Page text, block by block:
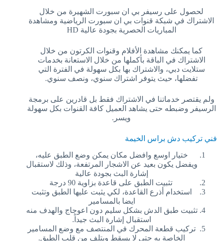
لحصول على رسيفر بي ان سبورت الشهيرة من خلال
الاشتراك في شبكة قنوات بي ان سبورت الرياضية ومشاهدة
المباريات الحصرية بجودة عالية HD
كما يمكنك مشاهدة الأفلام وقنوات الكرتون من خلال
الاشتراك في الباقة بأكملها من خلال الاستعانة بخدمات
ستلايت دبي، والاشتراك بها بكل سهولة في الفترة التي
تفضلها، حيث يتوفر اشتراك سنوي، ونصف سنوي.
ولم يقتصر خدماتنا في الاشتراك فقط بل قادرين على برمجة
الرسيفر وضبطه حتى يشاهد العميل كافة القنوات بكل سهولة
ويسر.
فني تركيب دش براس الخيمة
ختيار اوسع وافضل مكان يمكن وضع الطبق عليه،
ويفضل يكون بعيد عن الاشجار المرتفعة، وذلك لاستقبال
إشارة البث بجودة عالية
تثبيت الطبق على قاعدة بزاوية 90 درجة
استخدام أذرع القاعدة، لكي يثبت عليها الطبق وتثبت
ايضا بالمسامير
تثبيت طبق الدش بشكل سليم دون اعوجاج والهدف منه
استقبال إشارة البث جيداً.
تركيب قطعة المحرك في المنتصف مع وضع المسامير
الخاصة به حتى لا يسقط ويتلف من قلب الطبق.